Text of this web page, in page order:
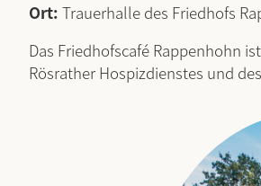
Ort: Trauerhalle des Friedhofs
Das Friedhofscafé Rappenhohn
Rösrather Hospizdienstes und